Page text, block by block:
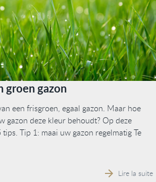
groen gazon
een frisgroen, egaal gazon. Maar hoe
gazon deze kleur behoudt? Op deze
Tip 1: maai uw gazon regelmatig Te
Lire la suite